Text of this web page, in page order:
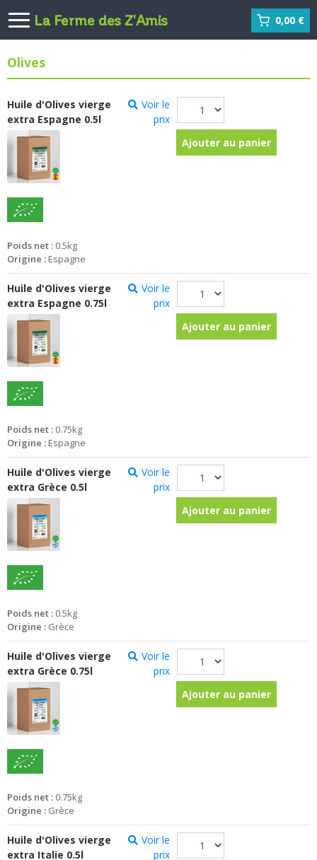
La Ferme des Z'Amis 0,00 €
Olives
Huile d'Olives vierge
extra Espagne 0.5l
Voir le
prix
Ajouter au panier
Poids net : 0.5kg
Origine : Espagne
Huile d'Olives vierge
extra Espagne 0.75l
Voir le
prix
Ajouter au panier
Poids net : 0.75kg
Origine : Espagne
Huile d'Olives vierge
extra Grèce 0.5l
Voir le
prix
Ajouter au panier
Poids net : 0.5kg
Origine : Grèce
Huile d'Olives vierge
extra Grèce 0.75l
Voir le
prix
Ajouter au panier
Poids net : 0.75kg
Origine : Grèce
Huile d'Olives vierge
extra Italie 0.5l
Voir le
prix